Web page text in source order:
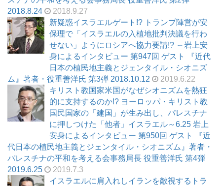
2018.8.24
2018.9.27
新疑惑イスラエルゲート!? トランプ陣営が安
保理で「イスラエルの入植地批判決議を行わ
せない」ようにロシアへ協力要請!? ～岩上安
身によるインタビュー 第947回 ゲスト 『近代
日本の植民地主義とジェンタイル・シオニズ
ム』著者・役重善洋氏 第3弾 2018.10.12
2019.6.22
キリスト教国家米国がなぜシオニズムを熱狂
的に支持するのか!? ヨーロッパ・キリスト教
国民国家の「建国」が生み出し、パレスチナ
に押しつけた「他者」イスラエル～6.25 岩上
安身によるインタビュー 第950回 ゲスト 『近
代日本の植民地主義とジェンタイル・シオニズム』著者・
パレスチナの平和を考える会事務局長 役重善洋氏 第4弾
2019.6.25
2019.7.3
イスラエルに肩入れしイランを敵視するトラ